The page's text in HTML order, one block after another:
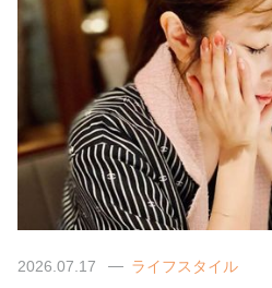
2026.07.17 ライフスタイル